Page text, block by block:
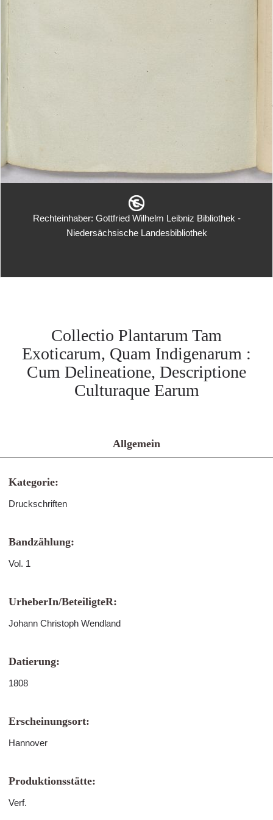
Rechteinhaber: Gottfried Wilhelm Leibniz Bibliothek -
Niedersächsische Landesbibliothek
Collectio Plantarum Tam
Exoticarum, Quam Indigenarum :
Cum Delineatione, Descriptione
Culturaque Earum
Allgemein
Kategorie:
Druckschriften
Bandzählung:
Vol. 1
UrheberIn/BeteiligteR:
Johann Christoph Wendland
Datierung:
1808
Erscheinungsort:
Hannover
Produktionsstätte:
Verf.